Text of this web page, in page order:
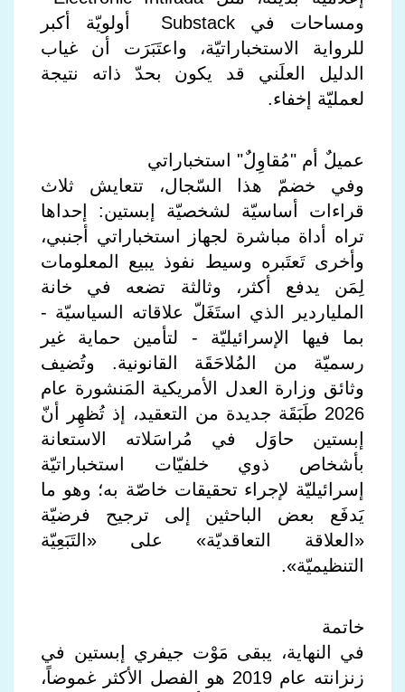
ومساحات في Substack أولويّة أكبر
للرواية الاستخباراتيّة، واعتَبَرَت أن غياب
الدليل العلَني قد يكون بحدّ ذاته نتيجة
لعمليّة إخفاء.
عميلٌ أم "مُقاوِلٌ" استخباراتي
وفي خضمّ هذا السّجال، تتعايش ثلاث
قراءات أساسيّة لشخصيّة إبستين: إحداها
تراه أداة مباشرة لجهاز استخباراتي أجنبي،
وأخرى تَعتَبره وسيط نفوذ يبيع المعلومات
لِمَن يدفع أكثر، وثالثة تضعه في خانة
الملياردير الذي استَغَلّ علاقاته السياسيّة -
بما فيها الإسرائيليّة - لتأمين حماية غير
رسميّة من المُلاحَقَة القانونية. وتُضيف
وثائق وزارة العدل الأمريكية المَنشورة عام
2026 طَبَقَة جديدة من التعقيد، إذ تُظهِر أنّ
إبستين حاوَل في مُراسَلاته الاستعانة
بأشخاص ذوي خلفيّات استخباراتيّة
إسرائيليّة لإجراء تحقيقات خاصّة به؛ وهو ما
يَدفَع بعض الباحثين إلى ترجيح فرضيّة
«العلاقة التعاقديّة» على «التَبَعِيّة
التنظيميّة».
خاتمة
في النهاية، يبقى مَوْت جيفري إبستين في
زنزانته عام 2019 هو الفصل الأكثر غموضاً،